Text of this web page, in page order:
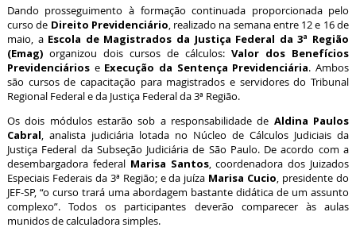
Dando prosseguimento à formação continuada proporcionada pelo
curso de Direito Previdenciário, realizado na semana entre 12 e 16 de
maio, a Escola de Magistrados da Justiça Federal da 3ª Região
(Emag)organizou dois cursos de cálculos:Valor dos Benefícios
Previdenciáriose Execução da Sentença Previdenciária. Ambos
são cursos de capacitação para magistrados e servidores do Tribunal
Regional Federal e da Justiça Federal da 3ª Região.
Os dois módulos estarão sob a responsabilidade de Aldina Paulos
Cabral, analista judiciária lotada no Núcleo de Cálculos Judiciais da
Justiça Federal da Subseção Judiciária de São Paulo. De acordo com a
desembargadora federalMarisa Santos, coordenadora dos Juizados
Especiais Federais da 3ª Região; e da juíza Marisa Cucio, presidente do
JEF-SP, “o curso trará uma abordagem bastante didática de um assunto
complexo”. Todos os participantes deverão comparecer às aulas
munidos de calculadora simples.